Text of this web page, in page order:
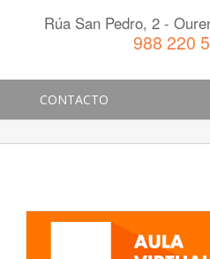
Rúa San Pedro, 2 -
988 220
CONTACTO